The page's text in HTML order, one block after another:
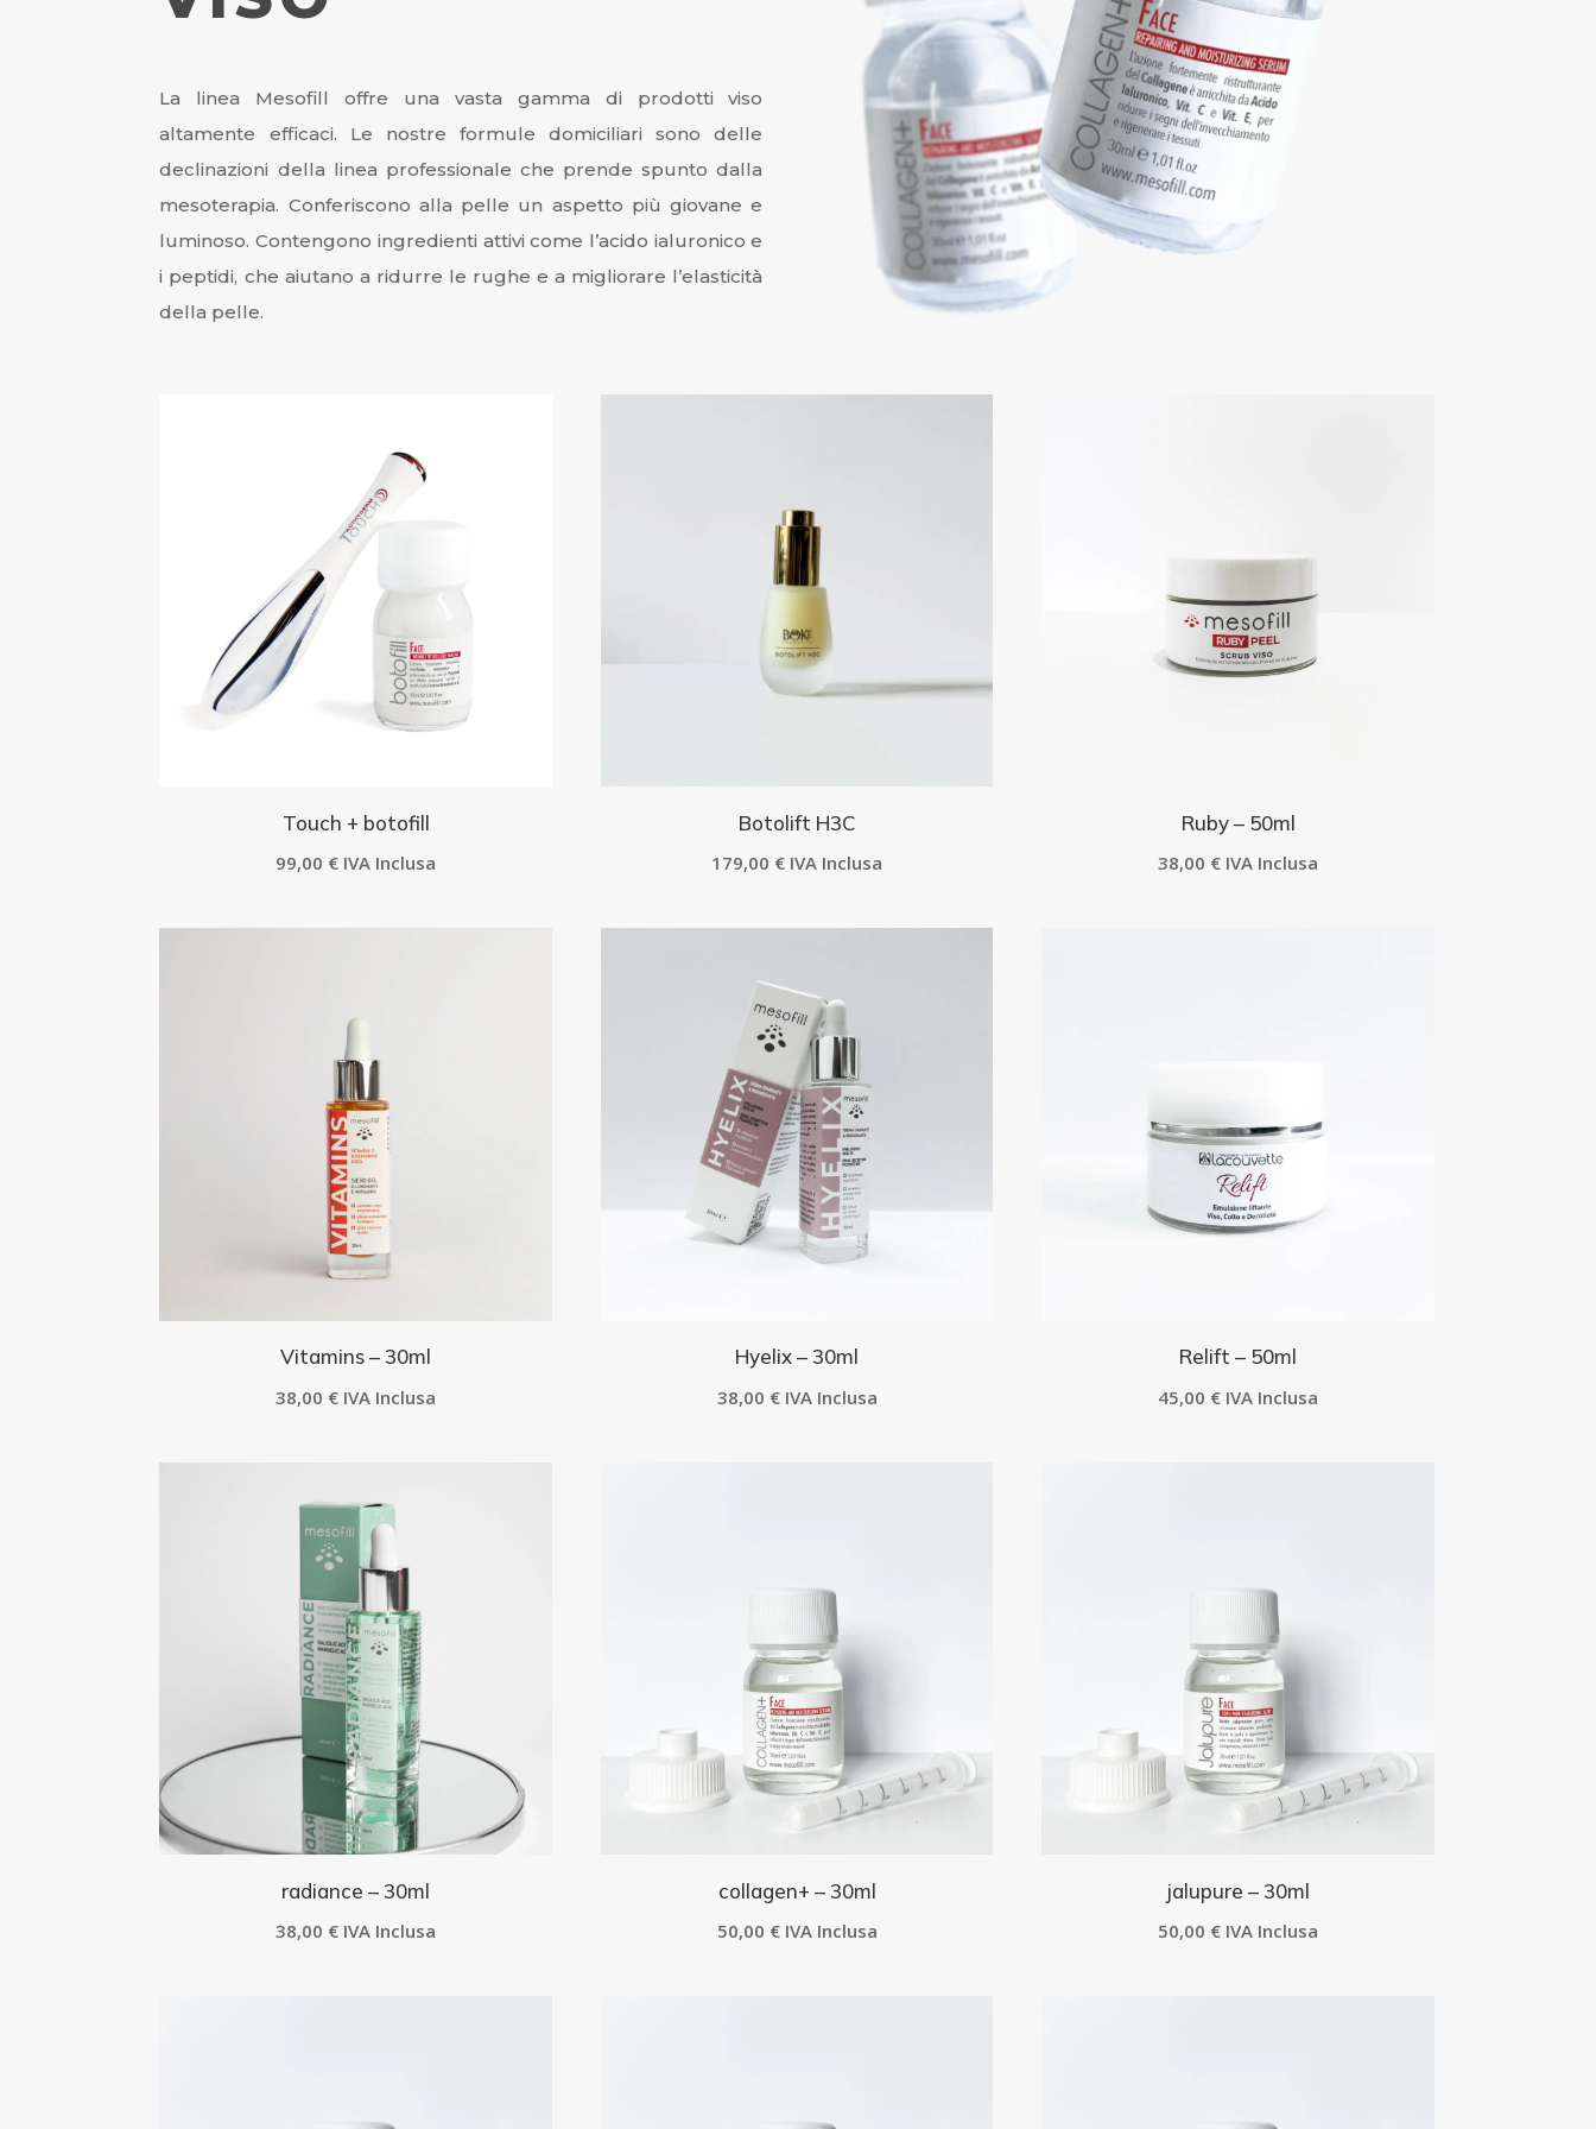
La linea Mesofill offre una vasta gamma di prodotti viso
altamente efficaci. Le nostre formule domiciliari sono delle
declinazioni della linea professionale che prende spunto dalla
mesoterapia. Conferiscono alla pelle un aspetto più giovane e
luminoso. Contengono ingredienti attivi come l’acido ialuronico e
i peptidi, che aiutano a ridurre le rughe e a migliorare l’elasticità
della pelle.
Touch + botofill
99,00 € IVA Inclusa
Botolift H3C
179,00 € IVA Inclusa
Ruby – 50ml
38,00 € IVA Inclusa
Vitamins – 30ml
38,00 € IVA Inclusa
Hyelix – 30ml
38,00 € IVA Inclusa
Relift – 50ml
45,00 € IVA Inclusa
radiance – 30ml
38,00 € IVA Inclusa
collagen+ – 30ml
50,00 € IVA Inclusa
jalupure – 30ml
50,00 € IVA Inclusa